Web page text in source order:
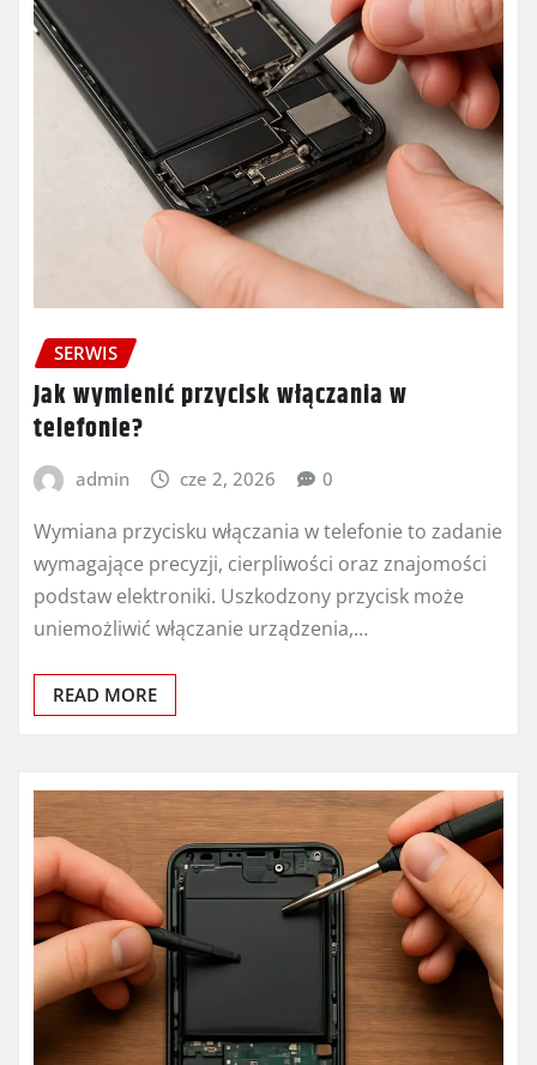
SERWIS
Jak wymienić przycisk włączania w
telefonie?
admin cze 2, 2026 0
Wymiana przycisku włączania w telefonie to zadanie
wymagające precyzji, cierpliwości oraz znajomości
podstaw elektroniki. Uszkodzony przycisk może
uniemożliwić włączanie urządzenia,…
READ MORE